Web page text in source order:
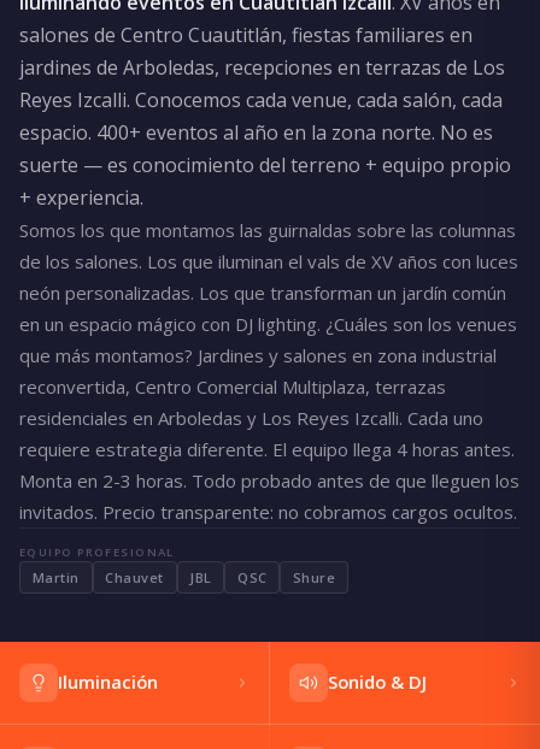
salones de Centro Cuautitlán, fiestas familiares en
jardines de Arboledas, recepciones en terrazas de Los
Reyes Izcalli. Conocemos cada venue, cada salón, cada
espacio. 400+ eventos al año en la zona norte. No es
suerte — es conocimiento del terreno + equipo propio
+ experiencia.
Somos los que montamos las guirnaldas sobre las columnas
de los salones. Los que iluminan el vals de XV años con luces
neón personalizadas. Los que transforman un jardín común
en un espacio mágico con DJ lighting. ¿Cuáles son los venues
que más montamos? Jardines y salones en zona industrial
reconvertida, Centro Comercial Multiplaza, terrazas
residenciales en Arboledas y Los Reyes Izcalli. Cada uno
requiere estrategia diferente. El equipo llega 4 horas antes.
Monta en 2-3 horas. Todo probado antes de que lleguen los
invitados. Precio transparente: no cobramos cargos ocultos.
EQUIPO PROFESIONAL
Martin Chauvet JBL QSC Shure
Iluminación Sonido & DJ